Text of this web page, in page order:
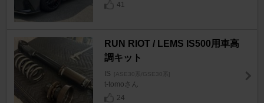
41
RUN RIOT / LEMS IS500用車高
調キット
IS [ASE30系/GSE30系]
t-tomoさん
24